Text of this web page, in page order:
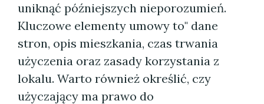
uniknąć późniejszych nieporozumień.
Kluczowe elementy umowy to" dane
stron, opis mieszkania, czas trwania
użyczenia oraz zasady korzystania z
lokalu. Warto również określić, czy
użyczający ma prawo do